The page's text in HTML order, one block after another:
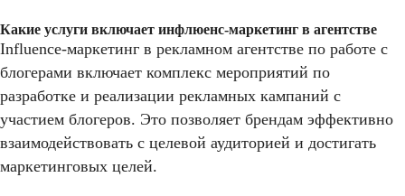
Какие услуги включает инфлюенс-маркетинг в агентстве
Influence-маркетинг в рекламном агентстве по работе с
блогерами включает комплекс мероприятий по
разработке и реализации рекламных кампаний с
участием блогеров. Это позволяет брендам эффективно
взаимодействовать с целевой аудиторией и достигать
маркетинговых целей.